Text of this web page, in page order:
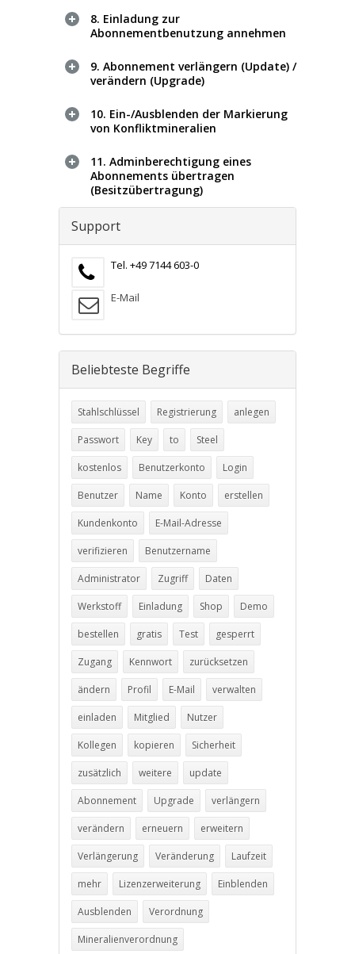
8. Einladung zur
Abonnementbenutzung annehmen
9. Abonnement verlängern (Update) /
verändern (Upgrade)
10. Ein-/Ausblenden der Markierung
von Konfliktmineralien
11. Adminberechtigung eines
Abonnements übertragen
(Besitzübertragung)
Support
Tel. +49 7144 603-0
E-Mail
Beliebteste Begriffe
Stahlschlüssel Registrierung anlegen
Passwort Key to Steel
kostenlos Benutzerkonto Login
Benutzer Name Konto erstellen
Kundenkonto E-Mail-Adresse
verifizieren Benutzername
Administrator Zugriff Daten
Werkstoff Einladung Shop Demo
bestellen gratis Test gesperrt
Zugang Kennwort zurücksetzen
ändern Profil E-Mail verwalten
einladen Mitglied Nutzer
Kollegen kopieren Sicherheit
zusätzlich weitere update
Abonnement Upgrade verlängern
verändern erneuern erweitern
Verlängerung Veränderung Laufzeit
mehr Lizenzerweiterung Einblenden
Ausblenden Verordnung
Mineralienverordnung